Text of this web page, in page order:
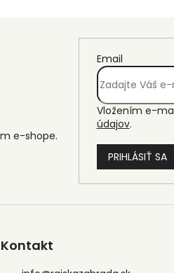
e-shope.
Email
Vložením e-
údajov.
PRIHLÁSIŤ SA
Kontakt